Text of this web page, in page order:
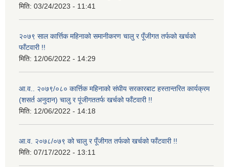
मिति: 03/24/2023 - 11:41
२०७९ साल कार्त्तिक महिनाको समानीकरण चालु र पूँजीगत तर्फको खर्चको
फाँटवारी !!
मिति: 12/06/2022 - 14:29
आ.व.. २०७९/०८० कार्त्तिक महिनाको संघीय सरकारबाट हस्तान्तरित कार्यक्रम
(शसर्त अनुदान) चालु र पूंजीगततर्फ खर्चको फाँटवारी !!
मिति: 12/06/2022 - 14:18
आ.व. २०७८/०७९ को चालु र पूँजीगत तर्फको खर्चको फाँटवारी !!
मिति: 07/17/2022 - 13:11